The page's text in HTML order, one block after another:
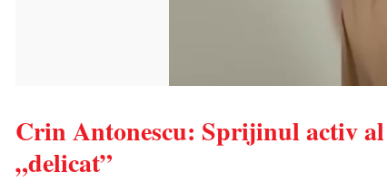
Crin Antonescu: Sprijinul activ
„delicat”